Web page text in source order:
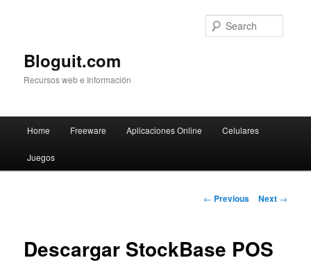
Bloguit.com
Recursos web e Información
Skip
to
Home Freeware Aplicaciones Online Celulares
Juegos
Post
← Previous Next →
Descargar StockBase POS